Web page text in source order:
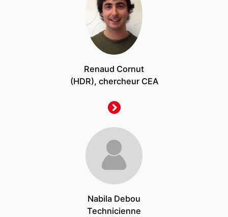
Renaud Cornut
(HDR), chercheur CEA
Nabila Debou
Technicienne